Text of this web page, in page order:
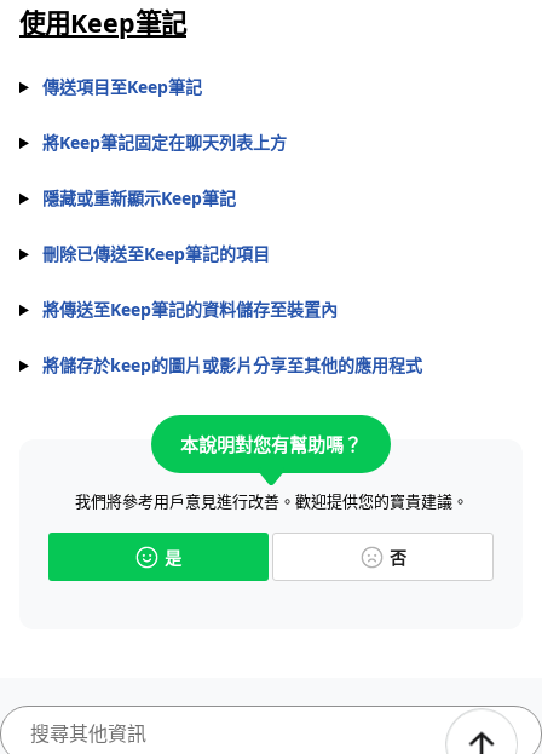
使用Keep筆記
傳送項目至Keep筆記
將Keep筆記固定在聊天列表上方
隱藏或重新顯示Keep筆記
刪除已傳送至Keep筆記的項目
將傳送至Keep筆記的資料儲存至裝置內
將儲存於keep的圖片或影片分享至其他的應用程式
本說明對您有幫助嗎？
我們將參考用戶意見進行改善。歡迎提供您的寶貴建議。
是 否